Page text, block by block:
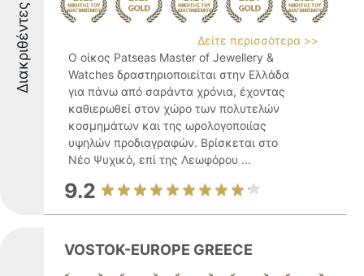
Διακριθέντες
Δείτε περισσότερα >>
Ο οίκος Patseas Master of Jewellery &
Watches δραστηριοποιείται στην Ελλάδα
για πάνω από σαράντα χρόνια, έχοντας
καθιερωθεί στον χώρο των πολυτελών
κοσμημάτων και της ωρολογοποιίας
υψηλών προδιαγραφών. Βρίσκεται στο
Νέο Ψυχικό, επί της Λεωφόρου ...
9.2
VOSTOK-EUROPE GREECE